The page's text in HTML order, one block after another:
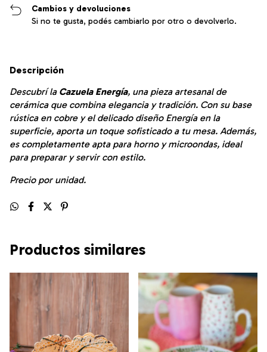
Cambios y devoluciones
Si no te gusta, podés cambiarlo por otro o devolverlo.
Descripción
Descubrí la Cazuela Energía, una pieza artesanal de
cerámica que combina elegancia y tradición. Con su base
rústica en cobre y el delicado diseño Energía en la
superficie, aporta un toque sofisticado a tu mesa. Además,
es completamente apta para horno y microondas, ideal
para preparar y servir con estilo.
Precio por unidad.
Productos similares